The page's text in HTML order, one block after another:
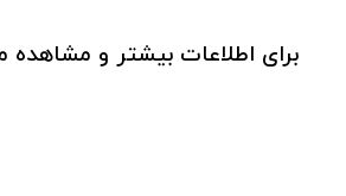
برای اطلاعات بیشتر و